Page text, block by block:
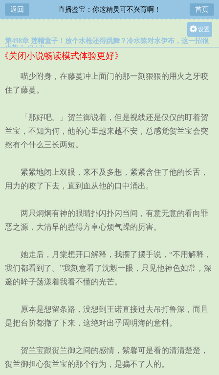
返回 直播鉴宝：你这精灵可不兴育啊！ 首页
设置
关灯
中
第498章 莲帽童子！放个水枪还得跳舞？冷水猿对水伊布，这一招很
火热！ (2 / 2)
《关闭小说畅读模式体验更好》
喵少附身，在藤蔓冲上面门的那一刻狠狠的用火之牙咬
住了藤蔓。
「那好吧。」贺兰御说着，但是视线还是仅仅的盯着贺
兰宝，不知为何，他的心里越来越不安，总感觉贺兰宝会突
然有个什么三长两短。
紧紧地闭上双眼，来不及多想，紧紧含住了他的长舌，
用力的咬了下去，直到血从他的口中涌出。
两只炯炯有神的眼睛扑闪扑闪当间，有意无意的看向罪
恶之源，大清早的惹得方卓心烦气躁的厉害。
她走后，月棠想开口解释，我摆了摆手说，“不用解释，
我们都看到了。”我刻意看了沈毅一眼，只见他神色如常，深
邃的眸子荡漾着我看不懂的光芒。
原本是想留条路，没想到王诺直接过去吊打鲁深，而且
是把台阶都撤了下来，这绝对出乎周明海的意料。
贺兰宝跟贺兰御之间的感情，紫馨可是看的清清楚楚，
贺兰御担心贺兰宝的那个行为，是骗不了人的。